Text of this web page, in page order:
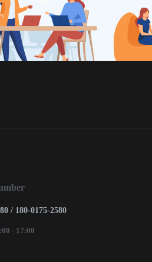
/ 180-0175-2580
- 17:00